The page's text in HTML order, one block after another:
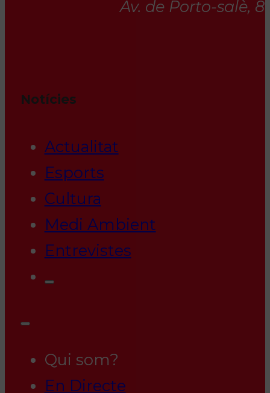
Av. de Porto-salè,
Notícies
Actualitat
Esports
Cultura
Medi Ambient
Entrevistes
Qui som?
En Directe